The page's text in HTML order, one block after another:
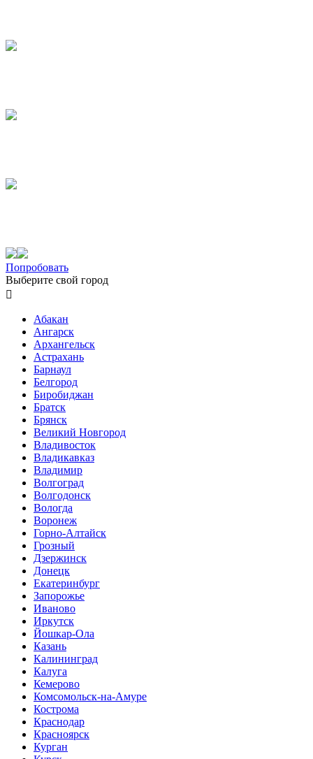
Попробовать
Выберите свой город

Абакан
Ангарск
Архангельск
Астрахань
Барнаул
Белгород
Биробиджан
Братск
Брянск
Великий Новгород
Владивосток
Владикавказ
Владимир
Волгоград
Волгодонск
Вологда
Воронеж
Горно-Алтайск
Грозный
Дзержинск
Донецк
Екатеринбург
Запорожье
Иваново
Иркутск
Йошкар-Ола
Казань
Калининград
Калуга
Кемерово
Комсомольск-на-Амуре
Кострома
Краснодар
Красноярск
Курган